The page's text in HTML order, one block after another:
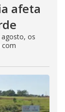
afeta
agosto, os
com